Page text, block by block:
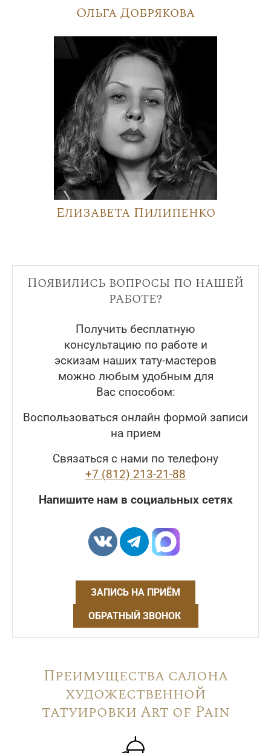
Ольга Добрякова
Елизавета Пилипенко
Появились вопросы по нашей
работе?
Получить бесплатную
консультацию по работе и
эскизам наших тату-мастеров
можно любым удобным для
Вас способом:
Воспользоваться онлайн формой записи
на прием
Связаться с нами по телефону
+7 (812) 213-21-88
Напишите нам в социальных сетях
ЗАПИСЬ НА ПРИЁМ
ОБРАТНЫЙ ЗВОНОК
Преимущества салона
художественной
татуировки Art of Pain